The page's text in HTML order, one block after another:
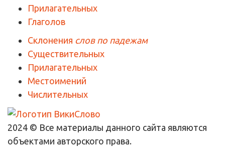
Прилагательных
Глаголов
Склонения слов по падежам
Существительных
Прилагательных
Местоимений
Числительных
2024 © Все материалы данного сайта являются
объектами авторского права.